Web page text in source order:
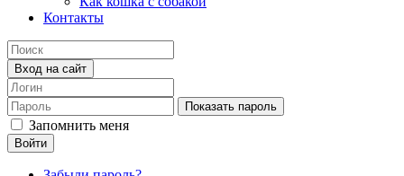
Контакты
Вход на сайт
Показать пароль
Запомнить меня
Войти